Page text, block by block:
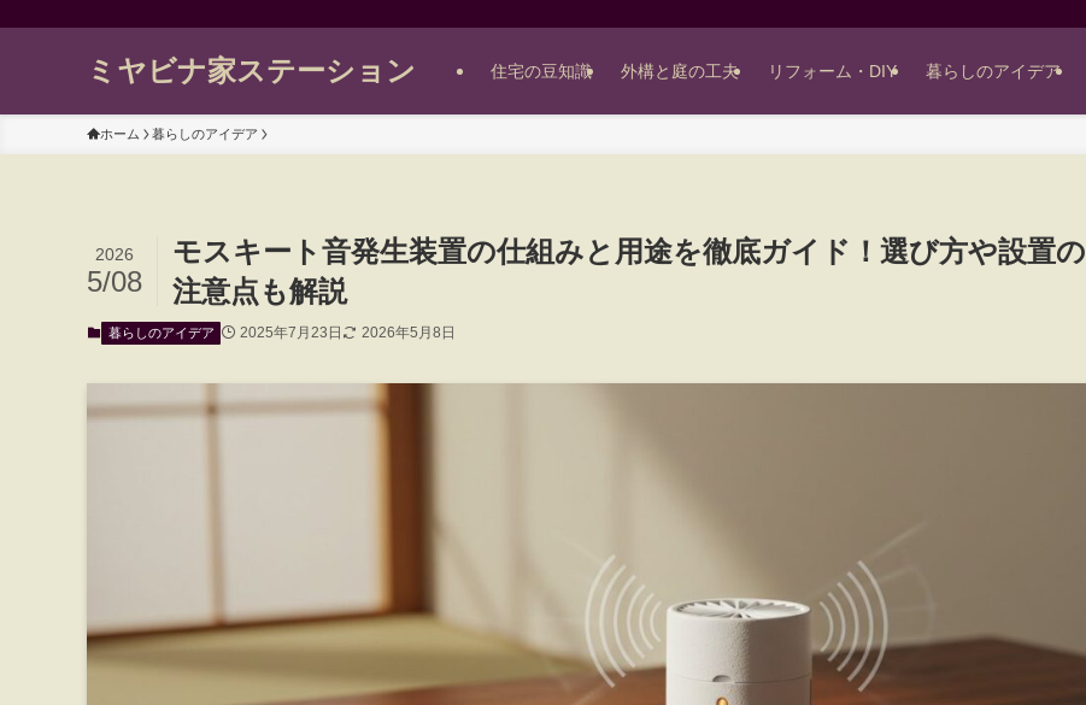
ミヤビナ家ステーション 住宅の豆知識 外構と庭の工夫 リフォーム・DIY 暮らしのアイデア
ホーム 暮らしのアイデア
モスキート音発生装置の仕組みと用途を徹底ガイド！選び方や設置の
注意点も解説
2026
5/08
暮らしのアイデア 2025年7月23日 2026年5月8日